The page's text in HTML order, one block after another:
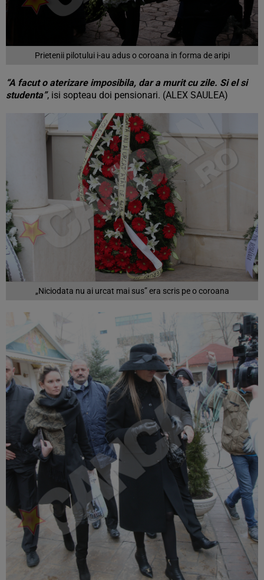
Prietenii pilotului i-au adus o coroana in forma de aripi
“A facut o aterizare imposibila, dar a murit cu zile. Si el si
studenta”, isi sopteau doi pensionari. (ALEX SAULEA)
„Niciodata nu ai urcat mai sus” era scris pe o coroana